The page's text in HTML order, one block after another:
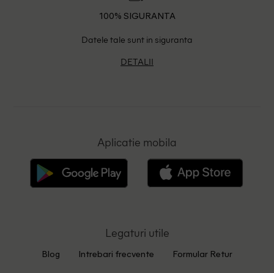
100% SIGURANTA
Datele tale sunt in siguranta
DETALII
Aplicatie mobila
Legaturi utile
Blog Intrebari frecvente Formular Retur